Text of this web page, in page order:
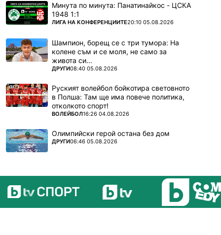
Минута по минута: Панатинайкос - ЦСКА
1948 1:1
ПОВЕЧЕ ОТ
ЛИГА НА КОНФЕРЕНЦИИТЕ20:10 05.08.2026
Шампион, борещ се с три тумора: На
колене съм и се моля, не само за
живота си...
ПОВЕЧЕ ОТ
ДРУГИ08:40 05.08.2026
Руският волейбол бойкотира световното
в Полша: Там ще има повече политика,
отколкото спорт!
ПОВЕЧЕ ОТ
ВОЛЕЙБОЛ16:26 04.08.2026
Олимпийски герой остана без дом
ПОВЕЧЕ ОТ
ДРУГИ06:46 05.08.2026